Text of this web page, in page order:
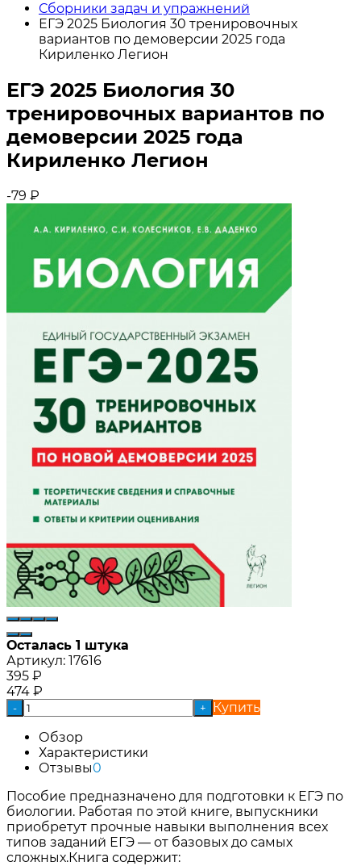
Сборники задач и упражнений
ЕГЭ 2025 Биология 30 тренировочных
вариантов по демоверсии 2025 года
Кириленко Легион
ЕГЭ 2025 Биология 30
тренировочных вариантов по
демоверсии 2025 года
Кириленко Легион
-79 ₽
Осталась 1 штука
Артикул: 17616
395 ₽
474 ₽
- +
Купить
Обзор
Характеристики
Отзывы0
Пособие предназначено для подготовки к ЕГЭ по
биологии. Работая по этой книге, выпускники
приобретут прочные навыки выполнения всех
типов заданий ЕГЭ — от базовых до самых
сложных.Книга содержит: